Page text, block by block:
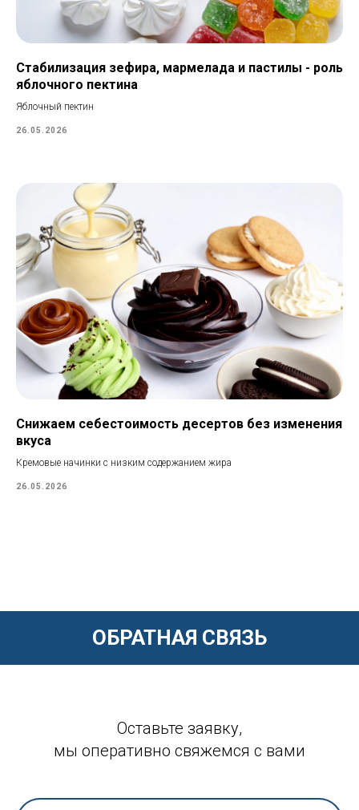
Стабилизация зефира, мармелада и пастилы - роль
яблочного пектина
Яблочный пектин
26.05.2026
Снижаем себестоимость десертов без изменения
вкуса
Кремовые начинки с низким содержанием жира
26.05.2026
ОБРАТНАЯ СВЯЗЬ
Оставьте заявку,
мы оперативно свяжемся с вами